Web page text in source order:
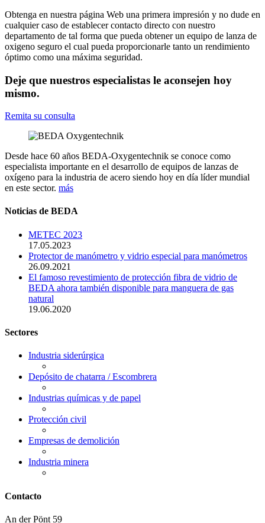
Obtenga en nuestra página Web una primera impresión y no dude en
cualquier caso de establecer contacto directo con nuestro
departamento de tal forma que pueda obtener un equipo de lanza de
oxigeno seguro el cual pueda proporcionarle tanto un rendimiento
óptimo como una máxima seguridad.
Deje que nuestros especialistas le aconsejen hoy
mismo.
Remita su consulta
Desde hace 60 años BEDA-Oxygentechnik se conoce como
especialista importante en el desarrollo de equipos de lanzas de
oxígeno para la industria de acero siendo hoy en día líder mundial
en este sector. más
Noticias de BEDA
METEC 2023
17.05.2023
Protector de manómetro y vidrio especial para manómetros
26.09.2021
El famoso revestimiento de protección fibra de vidrio de
BEDA ahora también disponible para manguera de gas
natural
19.06.2020
Sectores
Industria siderúrgica
Depósito de chatarra / Escombrera
Industrias químicas y de papel
Protección civil
Empresas de demolición
Industria minera
Contacto
An der Pönt 59